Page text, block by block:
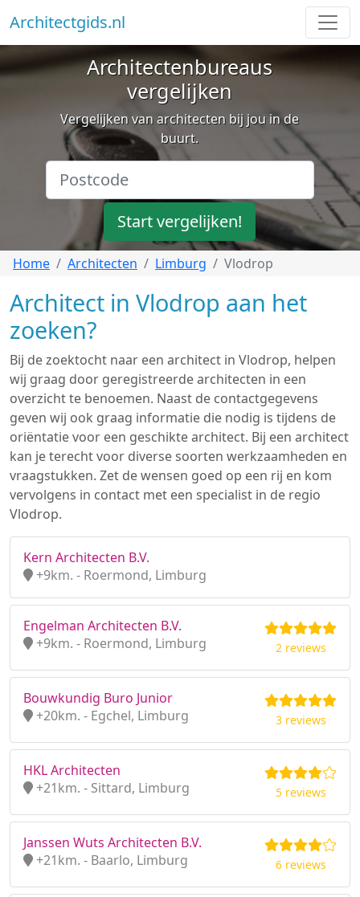
Architectgids.nl
Architectenbureaus
vergelijken
Vergelijken van architecten bij jou in de
buurt.
Start vergelijken!
Home Architecten Limburg Vlodrop
Architect in Vlodrop aan het
zoeken?
Bij de zoektocht naar een architect in Vlodrop, helpen
wij graag door geregistreerde architecten in een
overzicht te benoemen. Naast de contactgegevens
geven wij ook graag informatie die nodig is tijdens de
oriëntatie voor een geschikte architect. Bij een architect
kan je terecht voor diverse soorten werkzaamheden en
vraagstukken. Zet de wensen goed op een rij en kom
vervolgens in contact met een specialist in de regio
Vlodrop.
Kern Architecten B.V.
+9km. - Roermond, Limburg
Engelman Architecten B.V.
+9km. - Roermond, Limburg
2 reviews
Bouwkundig Buro Junior
+20km. - Egchel, Limburg
3 reviews
HKL Architecten
+21km. - Sittard, Limburg
5 reviews
Janssen Wuts Architecten B.V.
+21km. - Baarlo, Limburg
6 reviews